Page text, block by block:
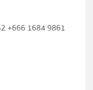
+666 1684 9861